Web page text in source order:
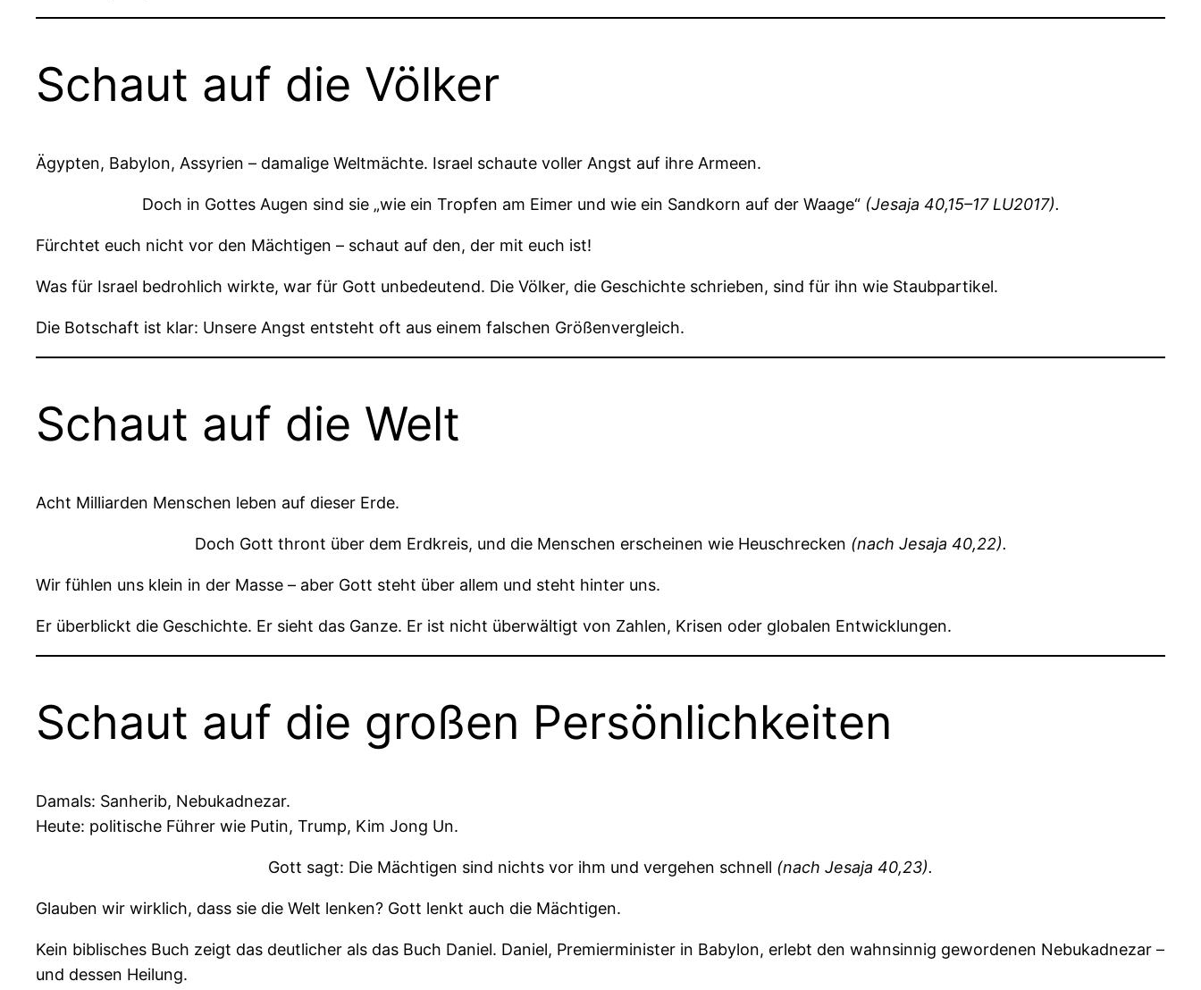
Schaut auf die Völker
Ägypten, Babylon, Assyrien – damalige Weltmächte. Israel schaute voller Angst auf ihre Armeen.
Doch in Gottes Augen sind sie „wie ein Tropfen am Eimer und wie ein Sandkorn auf der Waage“ (Jesaja 40,15–17 LU2017).
Fürchtet euch nicht vor den Mächtigen – schaut auf den, der mit euch ist!
Was für Israel bedrohlich wirkte, war für Gott unbedeutend. Die Völker, die Geschichte schrieben, sind für ihn wie Staubpartikel.
Die Botschaft ist klar: Unsere Angst entsteht oft aus einem falschen Größenvergleich.
Schaut auf die Welt
Acht Milliarden Menschen leben auf dieser Erde.
Doch Gott thront über dem Erdkreis, und die Menschen erscheinen wie Heuschrecken (nach Jesaja 40,22).
Wir fühlen uns klein in der Masse – aber Gott steht über allem und steht hinter uns.
Er überblickt die Geschichte. Er sieht das Ganze. Er ist nicht überwältigt von Zahlen, Krisen oder globalen Entwicklungen.
Schaut auf die großen Persönlichkeiten
Damals: Sanherib, Nebukadnezar.
Heute: politische Führer wie Putin, Trump, Kim Jong Un.
Gott sagt: Die Mächtigen sind nichts vor ihm und vergehen schnell (nach Jesaja 40,23).
Glauben wir wirklich, dass sie die Welt lenken? Gott lenkt auch die Mächtigen.
Kein biblisches Buch zeigt das deutlicher als das Buch Daniel. Daniel, Premierminister in Babylon, erlebt den wahnsinnig gewordenen Nebukadnezar –
und dessen Heilung.